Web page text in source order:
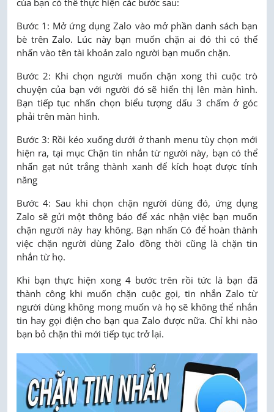
của bạn có thể thực hiện các bước sau:
Bước 1: Mở ứng dụng Zalo vào mở phần danh sách bạn
bè trên Zalo. Lúc này bạn muốn chặn ai đó thì có thể
nhấn vào tên tài khoản zalo người bạn muốn chặn.
Bước 2: Khi chọn người muốn chặn xong thì cuộc trò
chuyện của bạn với người đó sẽ hiển thị lên màn hình.
Bạn tiếp tục nhấn chọn biểu tượng dấu 3 chấm ở góc
phải trên màn hình.
Bước 3: Rồi kéo xuống dưới ở thanh menu tùy chọn mới
hiện ra, tại mục Chặn tin nhắn từ người này, bạn có thể
nhấn gạt nút trắng thành xanh để kích hoạt được tính
năng
Bước 4: Sau khi chọn chặn người dùng đó, ứng dụng
Zalo sẽ gửi một thông báo để xác nhận việc bạn muốn
chặn người này hay không. Bạn nhấn Có để hoàn thành
việc chặn người dùng Zalo đồng thời cũng là chặn tin
nhắn từ họ.
Khi bạn thực hiện xong 4 bước trên rồi tức là bạn đã
thành công khi muốn chặn cuộc gọi, tin nhắn Zalo từ
người dùng không mong muốn và họ sẽ không thể nhắn
tin hay gọi điện cho bạn qua Zalo được nữa. Chỉ khi nào
bạn bỏ chặn thì mới tiếp tục trở lại.